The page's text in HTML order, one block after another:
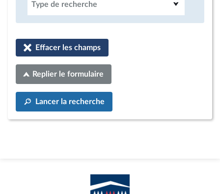
Type de recherche
Effacer les champs
Replier le formulaire
Lancer la recherche